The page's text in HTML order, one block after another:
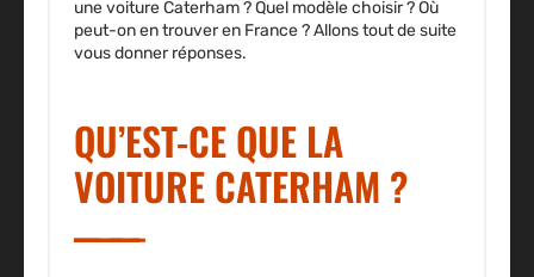
une voiture Caterham ? Quel modèle choisir ? Où
peut-on en trouver en France ? Allons tout de suite
vous donner réponses.
QU’EST-CE QUE LA
VOITURE CATERHAM ?